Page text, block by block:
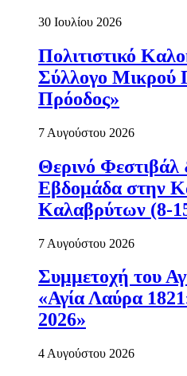
30 Ιουλίου 2026
Πολιτιστικό
Σύλλογο Μικρού
Πρόοδος»
7 Αυγούστου 2026
Θερινό Φεστιβάλ
Εβδομάδα στην
Καλαβρύτων (8-
7 Αυγούστου 2026
Συμμετοχή του
«Αγία Λαύρα
2026»
4 Αυγούστου 2026